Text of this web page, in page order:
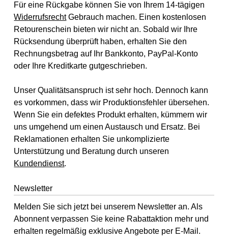
Für eine Rückgabe können Sie von Ihrem 14-tägigen
WiderrufsrechtGebrauch machen. Einen kostenlosen
Retourenschein bieten wir nicht an. Sobald wir Ihre
Rücksendung überprüft haben, erhalten Sie den
Rechnungsbetrag auf Ihr Bankkonto, PayPal-Konto
oder Ihre Kreditkarte gutgeschrieben.
Unser Qualitätsanspruch ist sehr hoch. Dennoch kann
es vorkommen, dass wir Produktionsfehler übersehen.
Wenn Sie ein defektes Produkt erhalten, kümmern wir
uns umgehend um einen Austausch und Ersatz. Bei
Reklamationen erhalten Sie unkomplizierte
Unterstützung und Beratung durch unseren
Kundendienst.
Newsletter
Melden Sie sich jetzt bei unserem Newsletter an. Als
Abonnent verpassen Sie keine Rabattaktion mehr und
erhalten regelmäßig exklusive Angebote per E-Mail.